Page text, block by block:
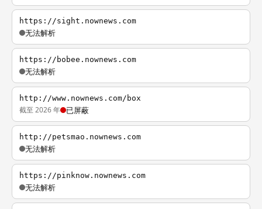
https://sight.nownews.com
无法解析
https://bobee.nownews.com
无法解析
http://www.nownews.com/box
截至 2026 年 已屏蔽
http://petsmao.nownews.com
无法解析
https://pinknow.nownews.com
无法解析